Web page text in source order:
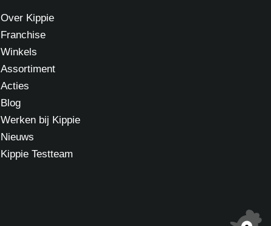
Over Kippie
Franchise
Winkels
Assortiment
Acties
Blog
Werken bij Kippie
Nieuws
Kippie Testteam